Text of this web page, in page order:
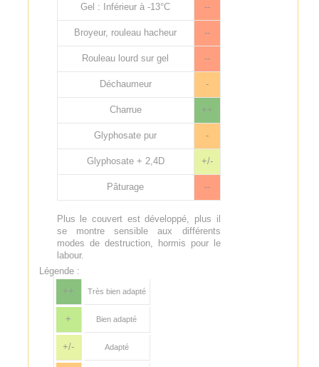
Gel : Inférieur à -13°C --
Broyeur, rouleau hacheur --
Rouleau lourd sur gel --
Déchaumeur -
Charrue ++
Glyphosate pur -
Glyphosate + 2,4D +/-
Pâturage --
Plus le couvert est développé, plus il
se montre sensible aux différents
modes de destruction, hormis pour le
labour.
Légende :
++
Très bien adapté
+ Bien adapté
+/- Adapté